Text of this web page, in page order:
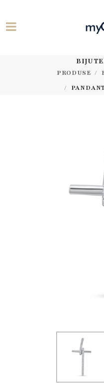
PRODUSE